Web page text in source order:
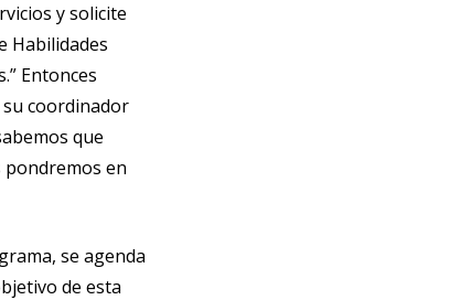
y solicite
Habilidades
Entonces
coordinador
que
pondremos en
se agenda
de esta